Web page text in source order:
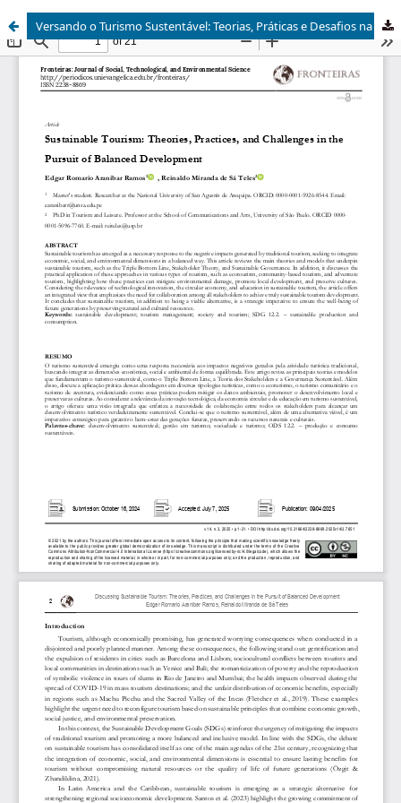
Versando o Turismo Sustentável: Teorias, Práticas e Desafios na Busca por um Desenvolvimento Equilibrado